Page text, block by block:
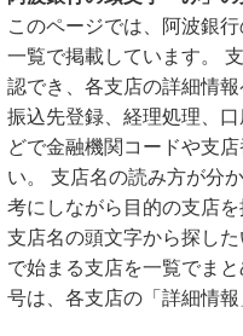
このページでは、阿波銀
一覧で掲載しています。
認でき、各支店の詳細情
振込先登録、経理処理、
どで金融機関コードや支
い。 支店名の読み方が分
考にしながら目的の支店
支店名の頭文字から探し
で始まる支店を一覧でま
号は、各支店の「詳細情報